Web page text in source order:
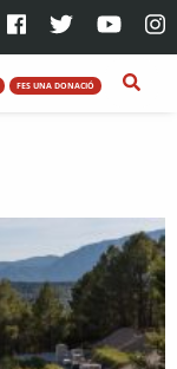
FES UNA DONACIÓ